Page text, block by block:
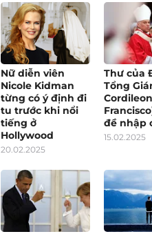
Nữ diễn viên
Nicole Kidman
từng có ý định đi
tu trước khi nổi
tiếng ở
Hollywood
20.02.2025
Thư của
Tổng
đề nhập
15.02.2025